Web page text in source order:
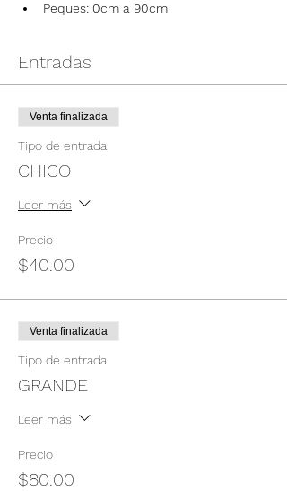
Peques: 0cm a 90cm
Entradas
Venta finalizada
Tipo de entrada
CHICO
Leer más
Precio
$40.00
Venta finalizada
Tipo de entrada
GRANDE
Leer más
Precio
$80.00